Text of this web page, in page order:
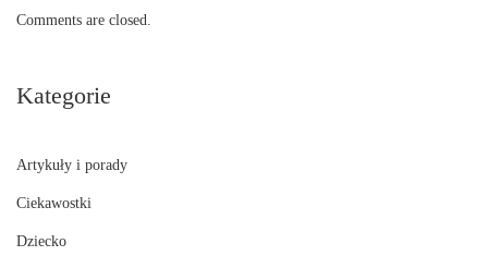
Comments are closed.
Kategorie
Artykuły i porady
Ciekawostki
Dziecko